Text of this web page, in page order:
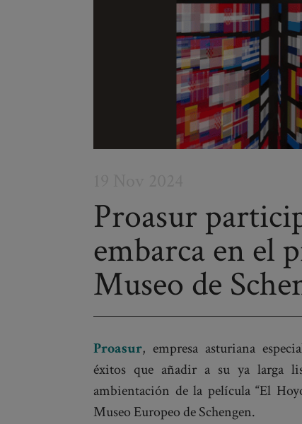
Proasur
embarca en el
Museo de
Proasur, empresa asturiana
éxitos que añadir a su ya larga
ambientación de la película “El
Museo Europeo de Schengen.
Post
navigation